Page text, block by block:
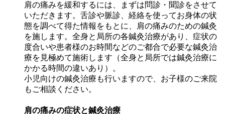
肩の痛みを緩和するには、まずは問診・聞診をさせて
いただきます。舌診や脈診、経絡を使ってお身体の状
態を調べて得た情報をもとに、肩の痛みのための鍼灸
を施します。全身と局所の各鍼灸治療があり、症状の
度合いや患者様のお時間などのご都合で必要な鍼灸治
療を見極めて施術します（全身と局所では鍼灸治療に
かかる時間の違いあり）。
小児向けの鍼灸治療も行いますので、お子様のご来院
もご相談ください。
肩の痛みの症状と鍼灸治療